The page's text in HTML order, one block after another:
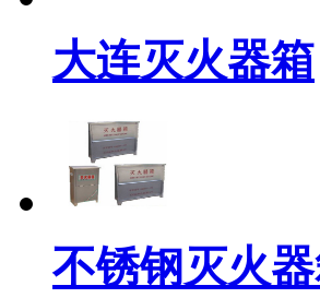
大连灭火器箱
不锈钢灭火